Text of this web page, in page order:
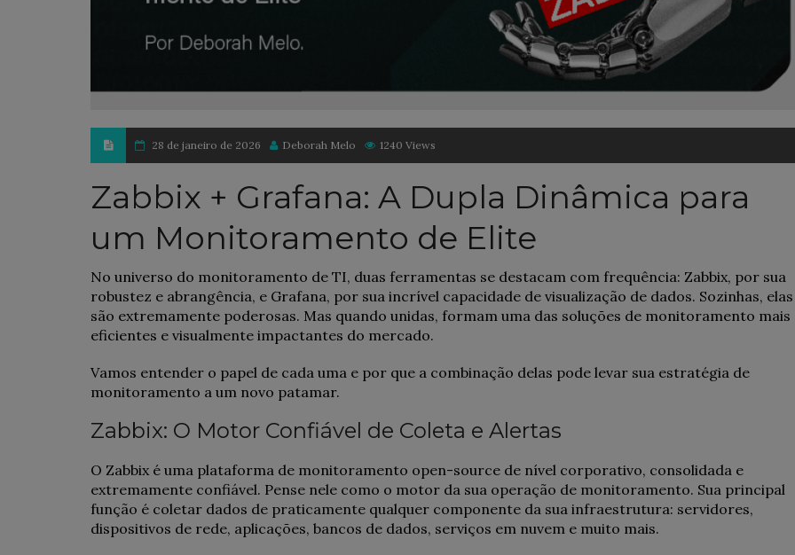
28 de janeiro de 2026 Deborah Melo 1240 Views
Zabbix + Grafana: A Dupla Dinâmica para
um Monitoramento de Elite
No universo do monitoramento de TI, duas ferramentas se destacam com frequência: Zabbix, por sua
robustez e abrangência, e Grafana, por sua incrível capacidade de visualização de dados. Sozinhas,
são extremamente poderosas. Mas quando unidas, formam uma das soluções de monitoramento mais
eficientes e visualmente impactantes do mercado.
Vamos entender o papel de cada uma e por que a combinação delas pode levar sua estratégia de
monitoramento a um novo patamar.
Zabbix: O Motor Confiável de Coleta e Alertas
O Zabbix é uma plataforma de monitoramento open-source de nível corporativo, consolidada e
extremamente confiável. Pense nele como o motor da sua operação de monitoramento. Sua principal
função é coletar dados de praticamente qualquer componente da sua infraestrutura: servidores,
dispositivos de rede, aplicações, bancos de dados, serviços em nuvem e muito mais.